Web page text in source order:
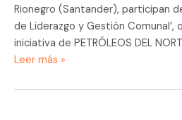
Rionegro (Santander), participan
de Liderazgo y Gestión Comunal’,
iniciativa de PETRÓLEOS DEL
Capacitación
líderes
Leer más »